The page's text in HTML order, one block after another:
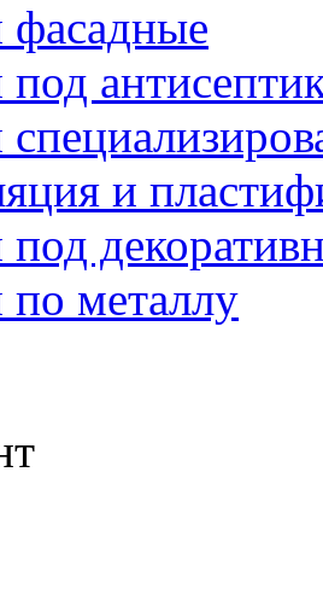
фасадные
под
и
под
по металлу